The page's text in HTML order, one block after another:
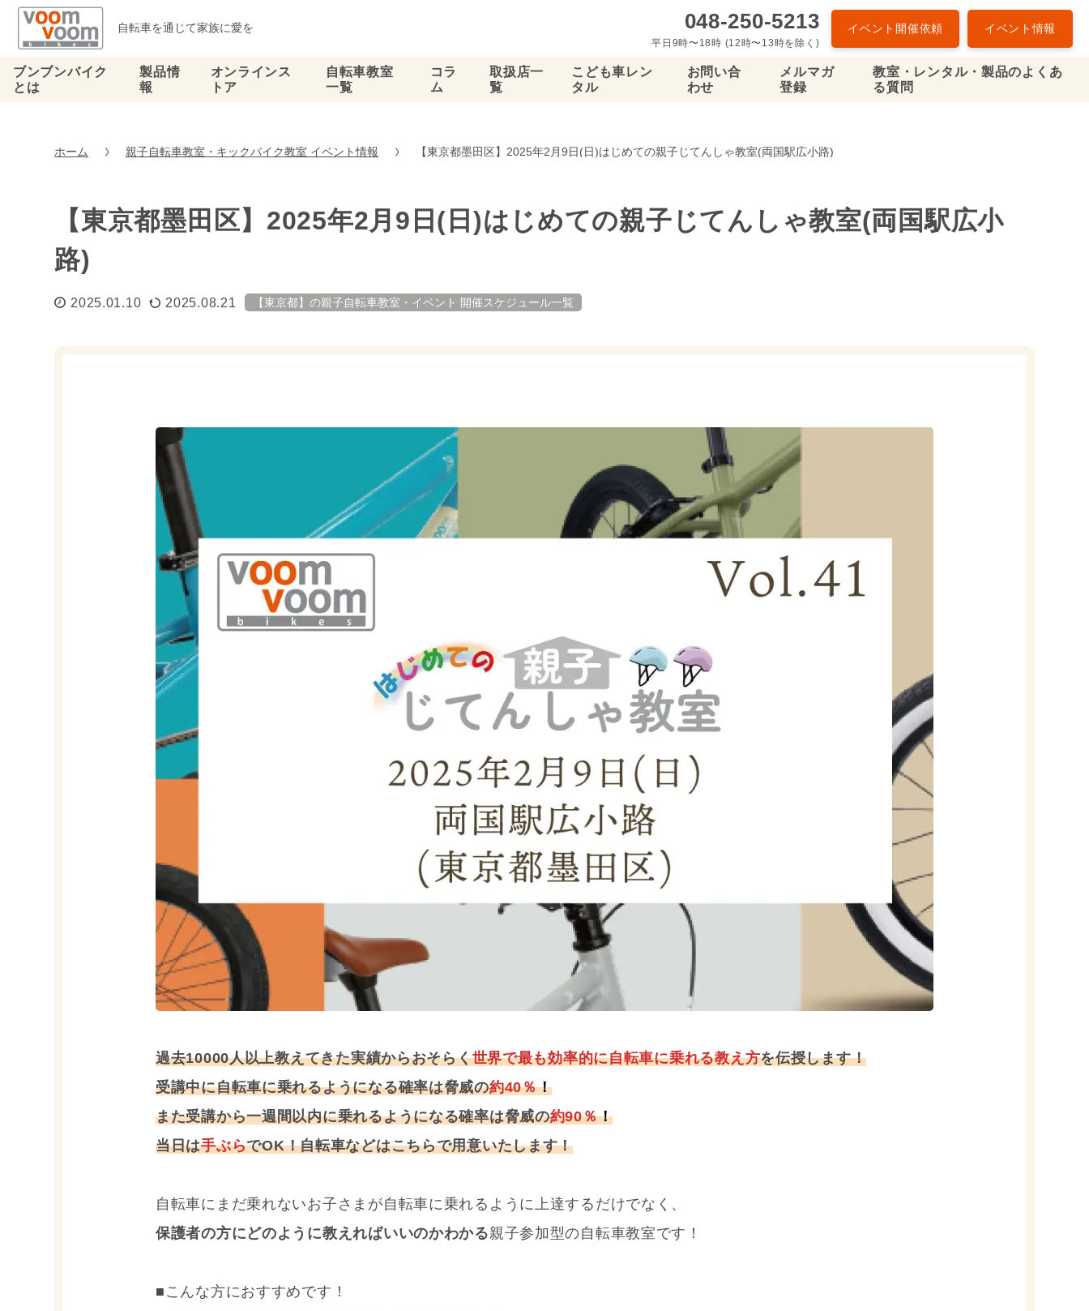
自転車を通じて家族に愛を 048-250-5213
平日9時〜18時 (12時〜13時を除く)
イベント開催依頼 イベント情報
ブンブンバイク
とは
製品情
報
オンラインス
トア
自転車教室
一覧
コラ
ム
取扱店一
覧
こども車レン
タル
お問い合
わせ
メルマガ
登録
教室・レンタル・製品のよくあ
る質問
ホーム 親子自転車教室・キックバイク教室 イベント情報 【東京都墨田区】2025年2月9日(日)はじめての親子じてんしゃ教室(両国駅広小路)
【東京都墨田区】2025年2月9日(日)はじめての親子じてんしゃ教室(両国駅広小
路)
2025.01.10 2025.08.21 【東京都】の親子自転車教室・イベント 開催スケジュール一覧
過去10000人以上教えてきた実績からおそらく世界で最も効率的に自転車に乗れる教え方を伝授します！
受講中に自転車に乗れるようになる確率は脅威の約40％！
また受講から一週間以内に乗れるようになる確率は脅威の約90％！
当日は手ぶらでOK！自転車などはこちらで用意いたします！
自転車にまだ乗れないお子さまが自転車に乗れるように上達するだけでなく、
保護者の方にどのように教えればいいのかわかる親子参加型の自転車教室です！
■こんな方におすすめです！